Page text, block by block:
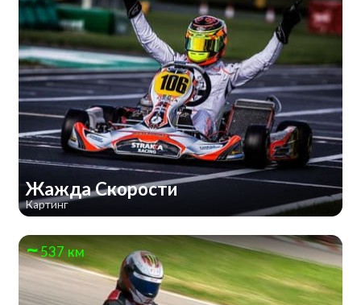
Жажда Скорости
Картинг
537 км